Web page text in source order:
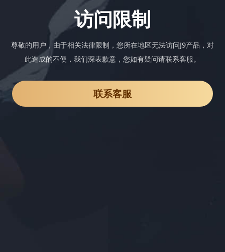
访问限制
尊敬的用户，由于相关法律限制，您所在地区无法访问J9产品，对
此造成的不便，我们深表歉意，您如有疑问请联系客服。
联系客服